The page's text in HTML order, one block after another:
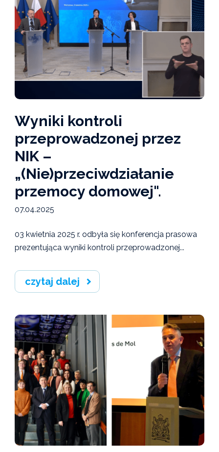
Wyniki kontroli
przeprowadzonej przez
NIK –
„(Nie)przeciwdziałanie
przemocy domowej".
07.04.2025
03 kwietnia 2025 r. odbyła się konferencja prasowa
prezentująca wyniki kontroli przeprowadzonej...
czytaj dalej